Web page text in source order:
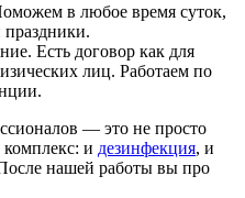
в любое время суток,
Есть договор как для
лиц. Работаем по
— это не просто
и дезинфекция, и
нашей работы вы про